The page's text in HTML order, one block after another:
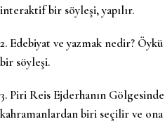
interaktif bir söyleşi, yapılır.
2. Edebiyat ve yazmak nedir?
bir söyleşi.
3. Piri Reis Ejderhanın
kahramanlardan biri seçilir ve ona